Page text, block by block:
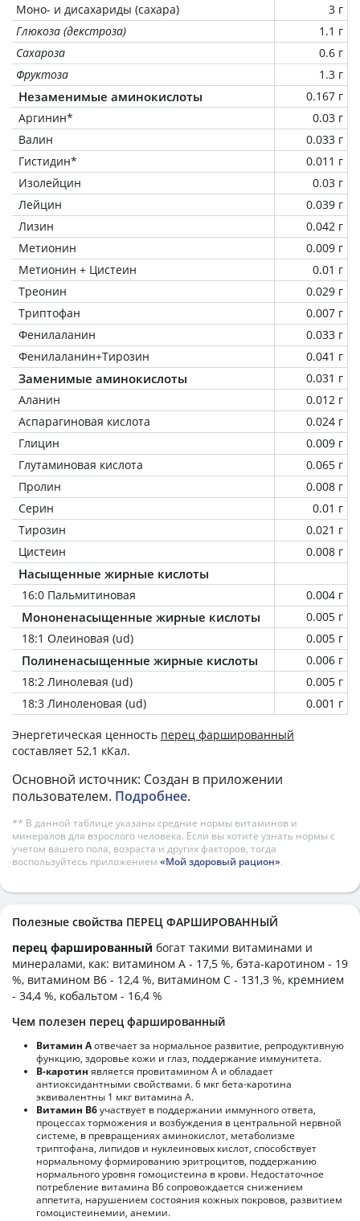
Моно- и дисахариды (сахара)
3 г
Глюкоза (декстроза)
1.1 г
Сахароза
0.6 г
Фруктоза
1.3 г
Незаменимые аминокислоты
0.167 г
Аргинин*
0.03 г
Валин
0.033 г
Гистидин*
0.011 г
Изолейцин
0.03 г
Лейцин
0.039 г
Лизин
0.042 г
Метионин
0.009 г
Метионин + Цистеин
0.01 г
Треонин
0.029 г
Триптофан
0.007 г
Фенилаланин
0.033 г
Фенилаланин+Тирозин
0.041 г
Заменимые аминокислоты
0.031 г
Аланин
0.012 г
Аспарагиновая кислота
0.024 г
Глицин
0.009 г
Глутаминовая кислота
0.065 г
Пролин
0.008 г
Серин
0.01 г
Тирозин
0.021 г
Цистеин
0.008 г
Насыщенные жирные кислоты
16:0 Пальмитиновая 0.004 г
Мононенасыщенные жирные кислоты
0.005 г
18:1 Олеиновая (ud)
0.005 г
Полиненасыщенные жирные кислоты
0.006 г
18:2 Линолевая (ud)
0.005 г
18:3 Линоленовая (ud)
0.001 г
Энергетическая ценность перец фаршированный
составляет 52,1 кКал.
Основной источник: Создан в приложении
пользователем. Подробнее.
** В данной таблице указаны средние нормы витаминов и
минералов для взрослого человека. Если вы хотите узнать нормы с
учетом вашего пола, возраста и других факторов, тогда
воспользуйтесь приложением «Мой здоровый рацион».
Полезные свойства ПЕРЕЦ ФАРШИРОВАННЫЙ
перец фаршированный богат такими витаминами и
минералами, как: витамином А - 17,5 %, бэта-каротином - 19
%, витамином B6 - 12,4 %, витамином C - 131,3 %, кремнием
- 34,4 %, кобальтом - 16,4 %
Чем полезен перец фаршированный
Витамин Аотвечает за нормальное развитие, репродуктивную
функцию, здоровье кожи и глаз, поддержание иммунитета.
В-каротин является провитамином А и обладает
антиоксидантными свойствами. 6 мкг бета-каротина
эквивалентны 1 мкг витамина А.
Витамин В6участвует в поддержании иммунного ответа,
процессах торможения и возбуждения в центральной нервной
системе, в превращениях аминокислот, метаболизме
триптофана, липидов и нуклеиновых кислот, способствует
нормальному формированию эритроцитов, поддержанию
нормального уровня гомоцистеина в крови. Недостаточное
потребление витамина В6 сопровождается снижением
аппетита, нарушением состояния кожных покровов, развитием
гомоцистеинемии, анемии.